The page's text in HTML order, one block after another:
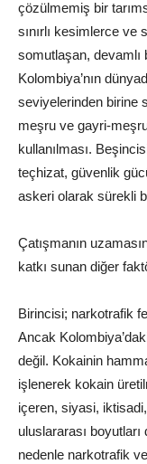
çözülmemiş bir
sınırlı kesimlerce
somutlaşan, devamlı
Kolombiya’nın
seviyelerinden birine
meşru ve gayri-
kullanılması.
teçhizat, güvenlik
askeri olarak sürekli
Çatışmanın
katkı sunan diğer
Birincisi; narkotrafik
Ancak
değil. Kokainin
işlenerek kokain
içeren, siyasi,
uluslararası
nedenle narkotrafik